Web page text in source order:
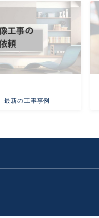
最新の工事事例